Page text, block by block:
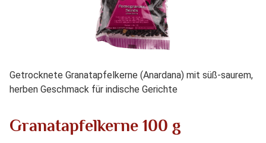
Getrocknete Granatapfelkerne (Anardana) mit süß-saurem,
herben Geschmack für indische Gerichte
Granatapfelkerne 100 g